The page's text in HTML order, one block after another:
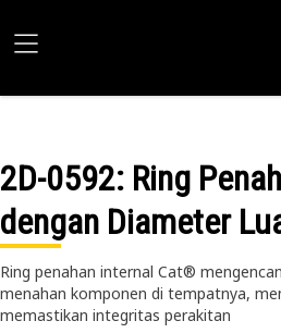
2D-0592: Ring
dengan Diameter
Ring penahan internal Cat®
menahan komponen di tempatnya,
memastikan integritas perakitan